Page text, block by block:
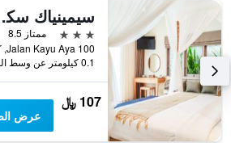
3 نجوم
ممتاز 8.5
0.1 كيلومتر عن وسط المدينة
107 ﷼
عرض